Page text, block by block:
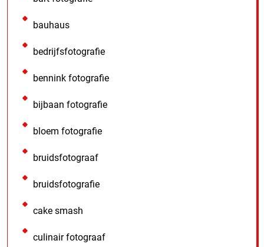
bauhaus
bedrijfsfotografie
bennink fotografie
bijbaan fotografie
bloem fotografie
bruidsfotograaf
bruidsfotografie
cake smash
culinair fotograaf